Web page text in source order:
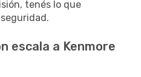
tenés lo que
escala a Kenmore